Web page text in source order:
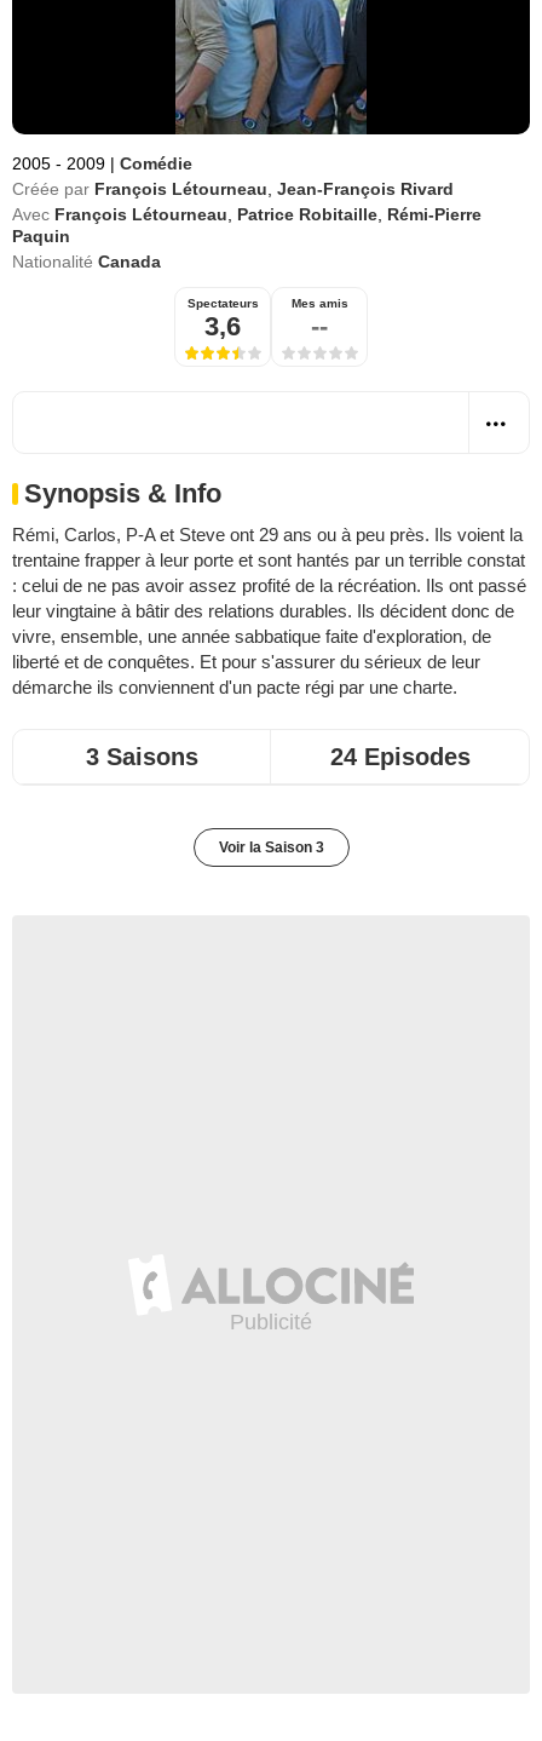
2005 - 2009 | Comédie
Créée par François Létourneau Jean-François Rivard
Avec François Létourneau Patrice Robitaille Rémi-Pierre
Paquin
Nationalité Canada
Spectateurs
3,6
Mes amis
--
Synopsis & Info
Rémi, Carlos, P-A et Steve ont 29 ans ou à peu près. Ils voient la
trentaine frapper à leur porte et sont hantés par un terrible constat
: celui de ne pas avoir assez profité de la récréation. Ils ont passé
leur vingtaine à bâtir des relations durables. Ils décident donc de
vivre, ensemble, une année sabbatique faite d'exploration, de
liberté et de conquêtes. Et pour s'assurer du sérieux de leur
démarche ils conviennent d'un pacte régi par une charte.
3 Saisons 24 Episodes
Voir la Saison 3